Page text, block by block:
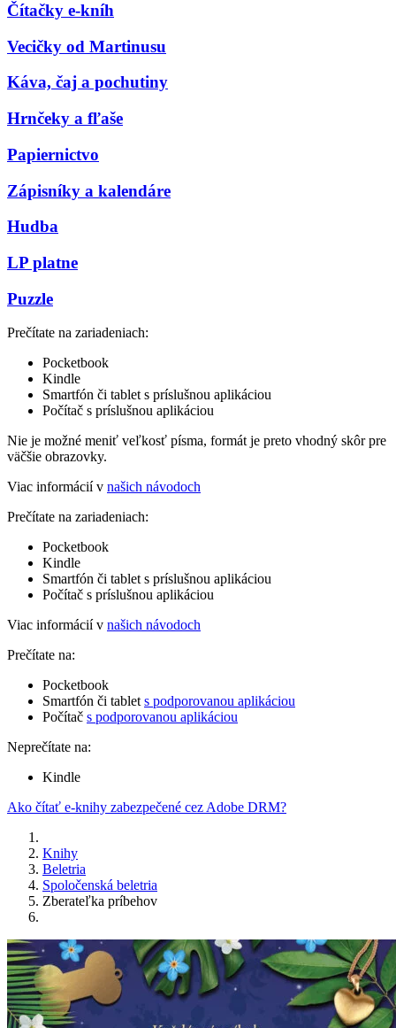
Čítačky e-kníh
Vecičky od Martinusu
Káva, čaj a pochutiny
Hrnčeky a fľaše
Papiernictvo
Zápisníky a kalendáre
Hudba
LP platne
Puzzle
Prečítate na zariadeniach:
Pocketbook
Kindle
Smartfón či tablet s príslušnou aplikáciou
Počítač s príslušnou aplikáciou
Nie je možné meniť veľkosť písma, formát je preto vhodný skôr pre
väčšie obrazovky.
Viac informácií v našich návodoch
Prečítate na zariadeniach:
Pocketbook
Kindle
Smartfón či tablet s príslušnou aplikáciou
Počítač s príslušnou aplikáciou
Viac informácií v našich návodoch
Prečítate na:
Pocketbook
Smartfón či tablet s podporovanou aplikáciou
Počítač s podporovanou aplikáciou
Neprečítate na:
Kindle
Ako čítať e-knihy zabezpečené cez Adobe DRM?
Knihy
Beletria
Spoločenská beletria
Zberateľka príbehov